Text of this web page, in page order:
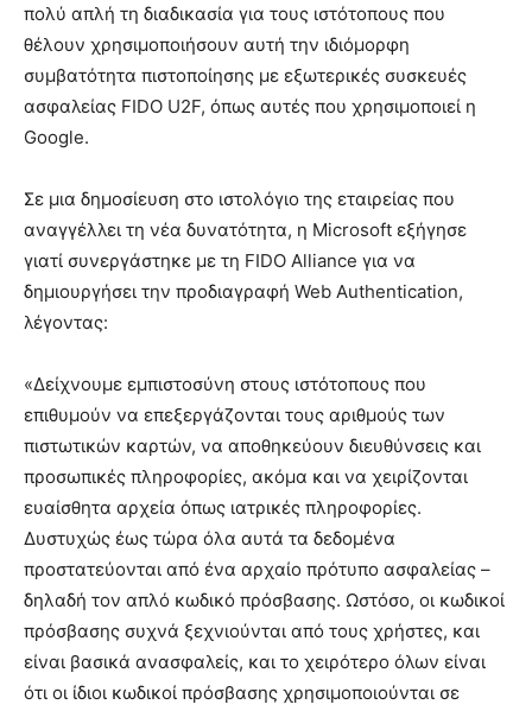
πολύ απλή τη διαδικασία για τους ιστότοπους που
θέλουν χρησιμοποιήσουν αυτή την ιδιόμορφη
συμβατότητα πιστοποίησης με εξωτερικές συσκευές
ασφαλείας FIDO U2F, όπως αυτές που χρησιμοποιεί η
Google.
Σε μια δημοσίευση στο ιστολόγιο της εταιρείας που
αναγγέλλει τη νέα δυνατότητα, η Microsoft εξήγησε
γιατί συνεργάστηκε με τη FIDO Alliance για να
δημιουργήσει την προδιαγραφή Web Authentication,
λέγοντας:
«Δείχνουμε εμπιστοσύνη στους ιστότοπους που
επιθυμούν να επεξεργάζονται τους αριθμούς των
πιστωτικών καρτών, να αποθηκεύουν διευθύνσεις και
προσωπικές πληροφορίες, ακόμα και να χειρίζονται
ευαίσθητα αρχεία όπως ιατρικές πληροφορίες.
Δυστυχώς έως τώρα όλα αυτά τα δεδομένα
προστατεύονται από ένα αρχαίο πρότυπο ασφαλείας –
δηλαδή τον απλό κωδικό πρόσβασης. Ωστόσο, οι κωδικοί
πρόσβασης συχνά ξεχνιούνται από τους χρήστες, και
είναι βασικά ανασφαλείς, και το χειρότερο όλων είναι
ότι οι ίδιοι κωδικοί πρόσβασης χρησιμοποιούνται σε